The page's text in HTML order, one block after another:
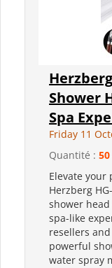
Shower
Spa
Friday 11
Quantité : 50
Elevate
Herzberg
shower
spa-like
resellers
powerful
water spray